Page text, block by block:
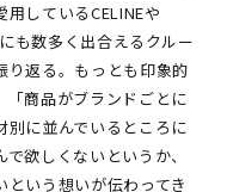
しているCELINEや
も数多く出合えるクルー
り返る。もっとも印象的
「商品がブランドごとに
別に並んでいるところに
欲しくないというか、
いう想いが伝わってき